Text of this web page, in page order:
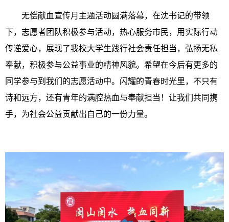
无偿献血宣传月主题活动圆满落幕，在沈书记的带领
下，志愿者团队积极参与活动，热心服务市民，用实际行动
传递爱心，展现了我校大学生践行社会责任担当，弘扬无私
奉献，积极参与公益事业的精神风貌。希望在今后有更多的
同学参与到我们的志愿活动中。闪耀的青春时光里，不只有
诗和远方，还有青年的满腔热血与奉献担当！让我们共同携
手，为社会公益贡献出自己的一份力量。